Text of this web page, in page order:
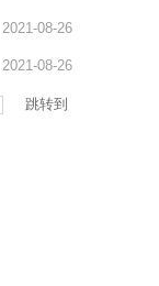
2021-08-26
2021-08-26
跳转到